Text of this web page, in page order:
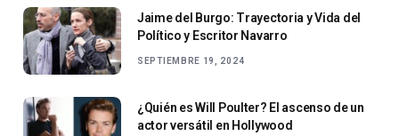
Jaime del Burgo: Trayectoria y Vida del
Político y Escritor Navarro
SEPTIEMBRE 19, 2024
¿Quién es Will Poulter? El ascenso de un
actor versátil en Hollywood